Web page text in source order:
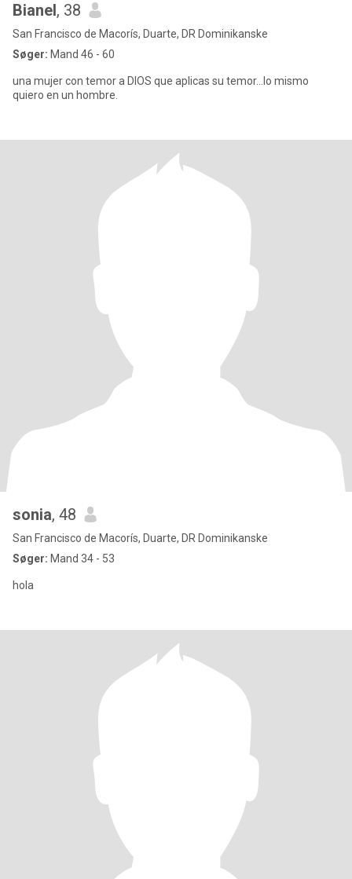
Bianel, 38
San Francisco de Macorís, Duarte, DR Dominikanske
Søger: Mand 46 - 60
una mujer con temor a DIOS que aplicas su temor...lo mismo
quiero en un hombre.
sonia, 48
San Francisco de Macorís, Duarte, DR Dominikanske
Søger: Mand 34 - 53
hola